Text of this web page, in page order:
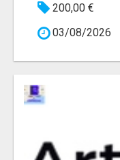
200,00 €
03/08/2026